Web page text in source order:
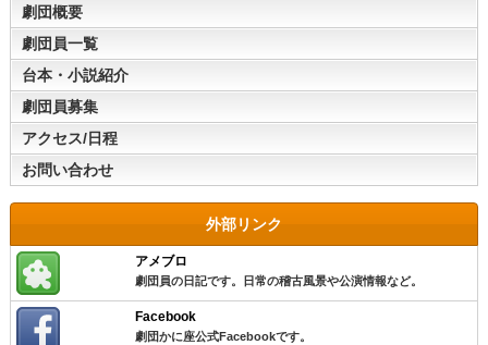
劇団概要
劇団員一覧
台本・小説紹介
劇団員募集
アクセス/日程
お問い合わせ
外部リンク
アメブロ
劇団員の日記です。日常の稽古風景や公演情報など。
Facebook
劇団かに座公式Facebookです。